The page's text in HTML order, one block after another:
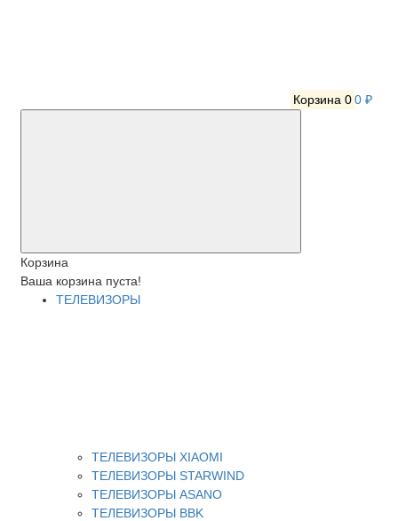
Корзина 00 ₽
Корзина
Ваша корзина пуста!
ТЕЛЕВИЗОРЫ
ТЕЛЕВИЗОРЫ XIAOMI
ТЕЛЕВИЗОРЫ STARWIND
ТЕЛЕВИЗОРЫ ASANO
ТЕЛЕВИЗОРЫ BBK